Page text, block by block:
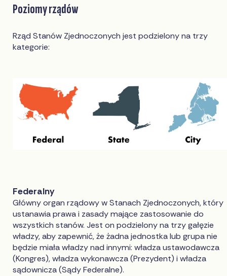
Poziomy rządów
Rząd Stanów Zjednoczonych jest podzielony na trzy
kategorie:
Federalny
Główny organ rządowy w Stanach Zjednoczonych, który
ustanawia prawa i zasady mające zastosowanie do
wszystkich stanów. Jest on podzielony na trzy gałęzie
władzy, aby zapewnić, że żadna jednostka lub grupa nie
będzie miała władzy nad innymi: władza ustawodawcza
(Kongres), władza wykonawcza (Prezydent) i władza
sądownicza (Sądy Federalne).